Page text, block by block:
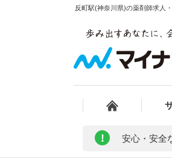
反町駅(神奈川県)の薬剤師求人
! 安心・安全